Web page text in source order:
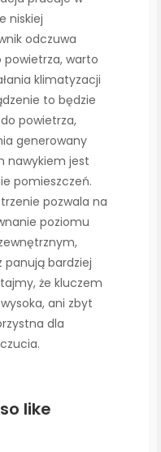
niskiej
odczuwa
warto
klimatyzacji
to będzie
powietrza,
generowany
nawykiem jest
pomieszczeń.
pozwala na
poziomu
panują bardziej
że kluczem
ani zbyt
dla
like